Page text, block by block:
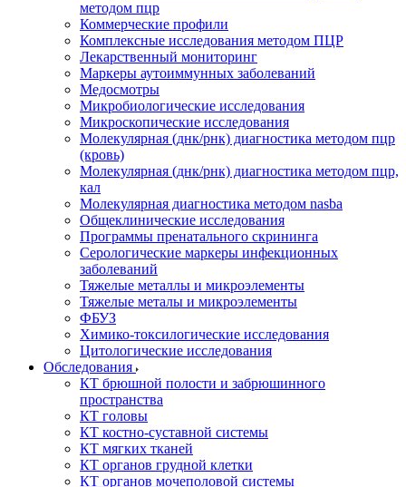
методом пцр
Коммерческие профили
Комплексные исследования методом ПЦР
Лекарственный мониторинг
Маркеры аутоиммунных заболеваний
Медосмотры
Микробиологические исследования
Микроскопические исследования
Молекулярная (днк/рнк) диагностика методом пцр
(кровь)
Молекулярная (днк/рнк) диагностика методом пцр,
кал
Молекулярная диагностика методом nasba
Общеклинические исследования
Программы пренатального скрининга
Серологические маркеры инфекционных
заболеваний
Тяжелые металлы и микроэлементы
Тяжелые металы и микроэлементы
ФБУЗ
Химико-токсилогические исследования
Цитологические исследования
Обследования
КТ брюшной полости и забрюшинного
пространства
КТ головы
КТ костно-суставной системы
КТ мягких тканей
КТ органов грудной клетки
КТ органов мочеполовой системы